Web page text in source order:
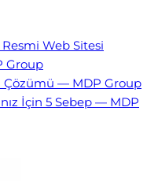
Web Sitesi
Group
Çözümü — MDP Group
İçin 5 Sebep — MDP